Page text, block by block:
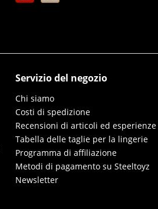
Servizio del negozio
Chi siamo
Costi di spedizione
Recensioni di articoli ed esperienze
Tabella delle taglie per la lingerie
Programma di affiliazione
Metodi di pagamento su Steeltoyz
Newsletter